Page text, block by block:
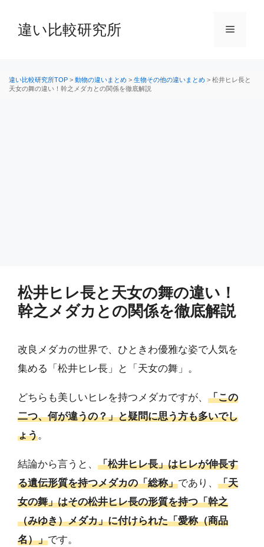
へ
ス
違い比較研究所 メ
違い比較研究所TOP > 動物の違いまとめ > 生物その他の違いまとめ > 松井ヒレ長と
天女の舞の違い！幹之メダカとの関係を徹底解説
松井ヒレ長と天女の舞の違い！
幹之メダカとの関係を徹底解説
改良メダカの世界で、ひときわ優雅な姿で人気を
集める「松井ヒレ長」と「天女の舞」。
どちらも美しいヒレを持つメダカですが、 「この
二つ、何が違うの？」と疑問に思う方も多いでし
ょう。
結論から言うと、 「松井ヒレ長」はヒレが伸長す
る遺伝形質を持つメダカの「総称」であり、 「天
女の舞」はその松井ヒレ長の形質を持つ「幹之
（みゆき）メダカ」に付けられた「愛称（商品
名）」です。